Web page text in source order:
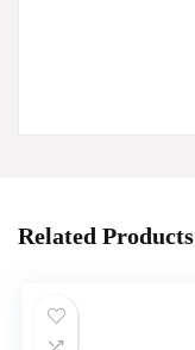
Related Products